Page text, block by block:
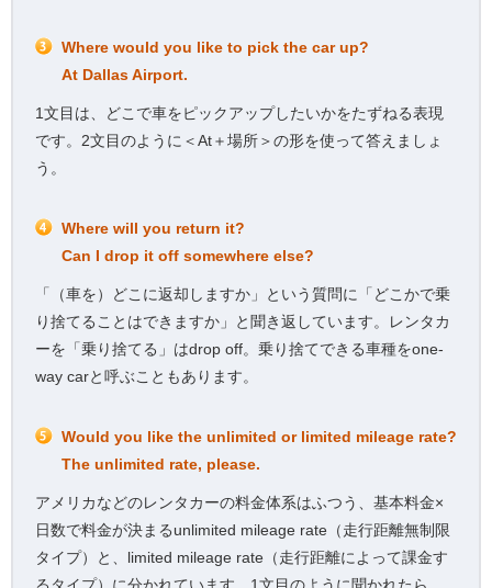
Where would you like to pick the car up?
At Dallas Airport.
1文目は、どこで車をピックアップしたいかをたずねる表現
です。2文目のように＜At＋場所＞の形を使って答えましょ
う。
Where will you return it?
Can I drop it off somewhere else?
「（車を）どこに返却しますか」という質問に「どこかで乗
り捨てることはできますか」と聞き返しています。レンタカ
ーを「乗り捨てる」はdrop off。乗り捨てできる車種をone-
way carと呼ぶこともあります。
Would you like the unlimited or limited mileage rate?
The unlimited rate, please.
アメリカなどのレンタカーの料金体系はふつう、基本料金×
日数で料金が決まるunlimited mileage rate（走行距離無制限
タイプ）と、limited mileage rate（走行距離によって課金す